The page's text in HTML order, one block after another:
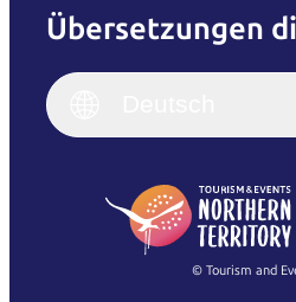
Übersetzungen
English
(Singapore)
© Tourism and